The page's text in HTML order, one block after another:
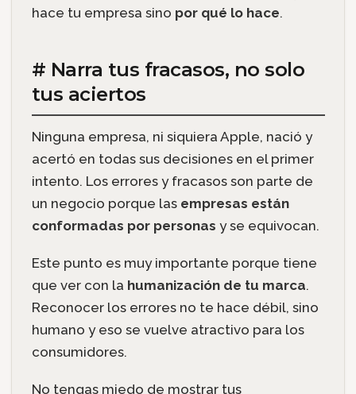
hace tu empresa sino por qué lo hace.
# Narra tus fracasos, no solo
tus aciertos
Ninguna empresa, ni siquiera Apple, nació y
acertó en todas sus decisiones en el primer
intento. Los errores y fracasos son parte de
un negocio porque las empresas están
conformadas por personas y se equivocan.
Este punto es muy importante porque tiene
que ver con la humanización de tu marca.
Reconocer los errores no te hace débil, sino
humano y eso se vuelve atractivo para los
consumidores.
No tengas miedo de mostrar tus